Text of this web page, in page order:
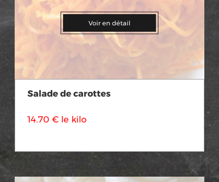
Voir en détail
Salade de carottes
14.70 € le kilo